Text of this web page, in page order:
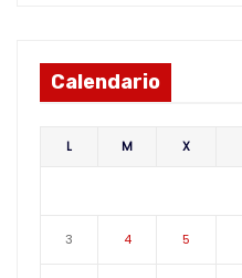
Calendario
L M X
3 4 5